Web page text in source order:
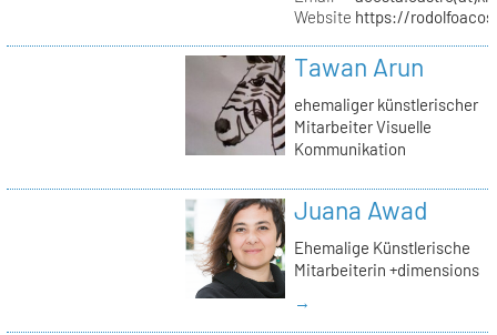
Website https://
Tawan Arun
ehemaliger künstlerischer
Mitarbeiter Visuelle
Kommunikation
Juana Awad
Ehemalige Künstlerische
Mitarbeiterin +dimensions
→